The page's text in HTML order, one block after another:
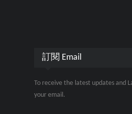
訂閱 Email
To receive the latest updates and
your email.